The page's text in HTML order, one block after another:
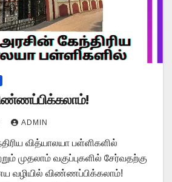
ADMIN
வித்யாலயா பள்ளிகளில்
முதலாம் வகுப்புகளில் சேர்வதற்கு
வழியில் விண்ணப்பிக்கலாம்!